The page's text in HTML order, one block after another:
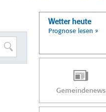
Wetter heute
Prognose lesen »
Gemeindenews